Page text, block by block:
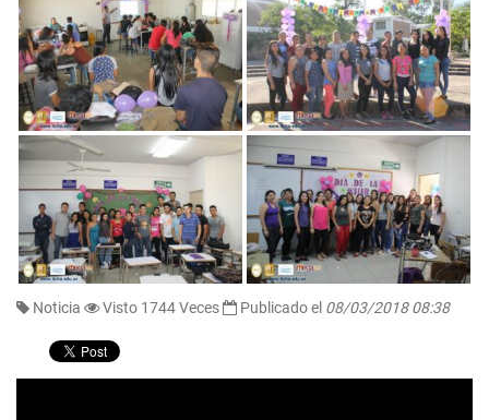
Noticia Visto 1744 Veces Publicado el 08/03/2018 08:38